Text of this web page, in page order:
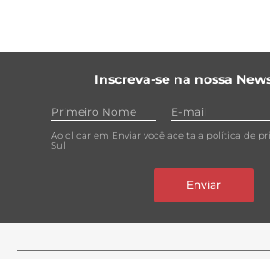
Inscreva-se na nossa
Ao clicar em Enviar você aceita a política de
Sul
Enviar